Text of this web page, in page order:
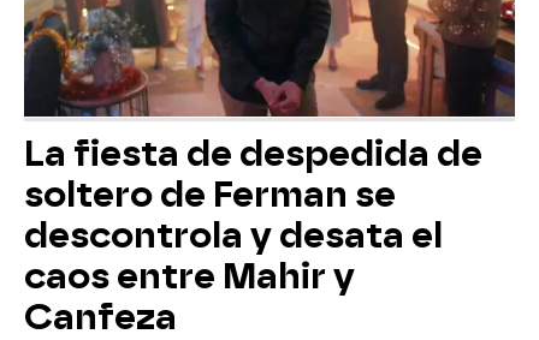
La fiesta de despedida de
soltero de Ferman se
descontrola y desata el
caos entre Mahir y
Canfeza